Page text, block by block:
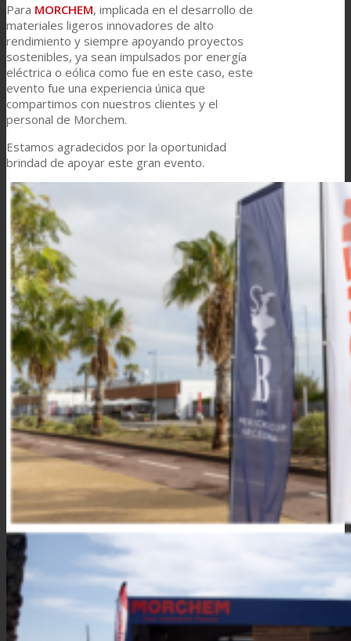
Asistencia Técnica
Prestaciones
Sostenibilidad
Carrera
Atención al Cliente
Certificaciones
Noticias
Contacto
Buscar
Para MORCHEM, implicada en el desarrollo de
materiales ligeros innovadores de alto
rendimiento y siempre apoyando proyectos
sostenibles, ya sean impulsados por energía
eléctrica o eólica como fue en este caso, este
evento fue una experiencia única que
compartimos con nuestros clientes y el
personal de Morchem.
Estamos agradecidos por la oportunidad
brindad de apoyar este gran evento.